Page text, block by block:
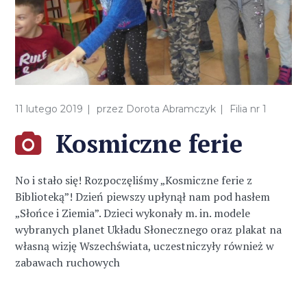
11 lutego 2019 przez Dorota Abramczyk Filia nr 1
Kosmiczne ferie
No i stało się! Rozpoczęliśmy „Kosmiczne ferie z
Biblioteką”! Dzień piewszy upłynął nam pod hasłem
„Słońce i Ziemia”. Dzieci wykonały m. in. modele
wybranych planet Układu Słonecznego oraz plakat na
własną wizję Wszechświata, uczestniczyły również w
zabawach ruchowych